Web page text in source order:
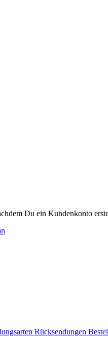
Du ein Kundenkonto
Rücksendungen